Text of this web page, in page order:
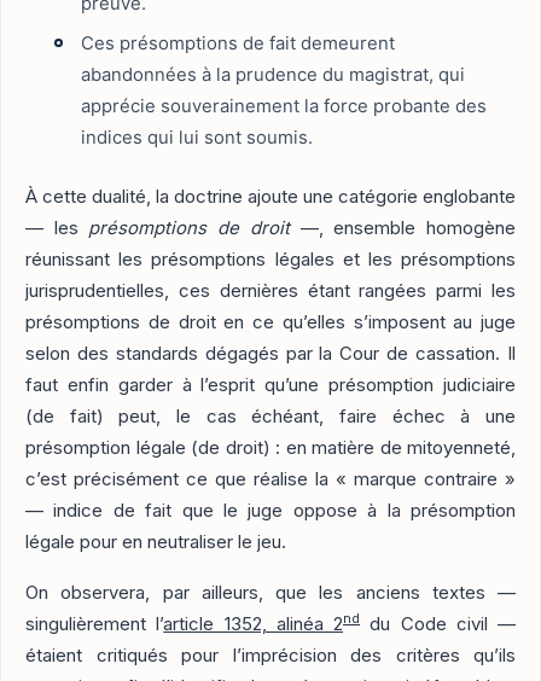
Ces présomptions de fait demeurent
abandonnées à la prudence du magistrat, qui
apprécie souverainement la force probante des
indices qui lui sont soumis.
À cette dualité, la doctrine ajoute une catégorie englobante
— les présomptions de droit—, ensemble homogène
réunissant les présomptions légales et les présomptions
jurisprudentielles, ces dernières étant rangées parmi les
présomptions de droit en ce qu’elles s’imposent au juge
selon des standards dégagés par la Cour de cassation. Il
faut enfin garder à l’esprit qu’une présomption judiciaire
(de fait) peut, le cas échéant, faire échec à une
présomption légale (de droit) : en matière de mitoyenneté,
c’est précisément ce que réalise la « marque contraire »
— indice de fait que le juge oppose à la présomption
légale pour en neutraliser le jeu.
On observera, par ailleurs, que les anciens textes —
singulièrement l’article 1352, alinéa 2nd
du Code civil —
étaient critiqués pour l’imprécision des critères qu’ils